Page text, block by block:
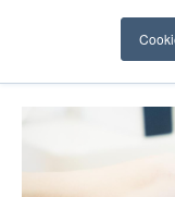
Web制作会